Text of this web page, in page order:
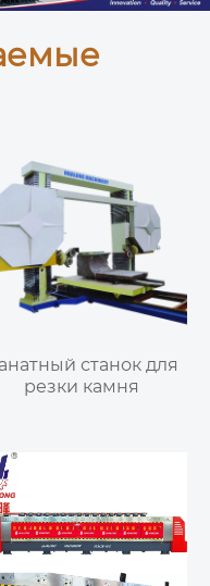
станок для
резки камня